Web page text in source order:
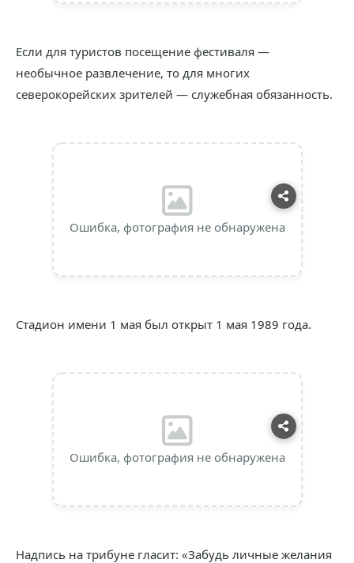
Если для туристов посещение фестиваля —
необычное развлечение, то для многих
северокорейских зрителей — служебная обязанность.
Ошибка, фотография не обнаружена
Стадион имени 1 мая был открыт 1 мая 1989 года.
Ошибка, фотография не обнаружена
Надпись на трибуне гласит: «Забудь личные желания